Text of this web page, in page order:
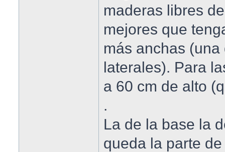
maderas libres
mejores que
más anchas
laterales). Para
a 60 cm de alto
.
La de la base la
queda la parte